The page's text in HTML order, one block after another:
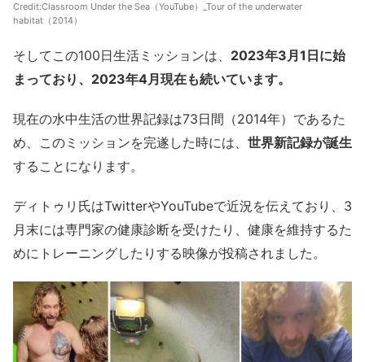
Credit:Classroom Under the Sea（YouTube）_Tour of the underwater
habitat（2014）
そしてこの100日生活ミッションは、 2023年3月1日に始
まっており、2023年4月現在も続いています。
現在の水中生活の世界記録は73日間（2014年）であるた
め、このミッションを完遂した時には、 世界新記録が誕生
することになります。
ディトゥリ氏はTwitterやYouTubeで近況を伝えており、3
月末には専門家の健康診断を受けたり、健康を維持するた
めにトレーニングしたりする映像が投稿されました。